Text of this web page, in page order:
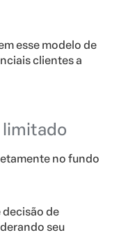
esse modelo de
clientes a
no fundo
decisão de
seu